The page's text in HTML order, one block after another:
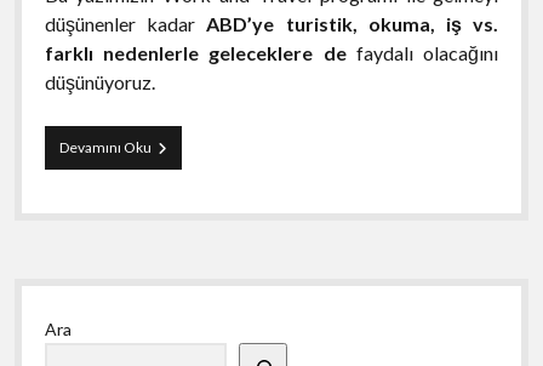
düşünenler kadarABD’ye turistik, okuma, iş vs.
farklı nedenlerle geleceklere defaydalı olacağını
düşünüyoruz.
Devamını OkuWORK
AND
USA
Yan
Menü
Ara